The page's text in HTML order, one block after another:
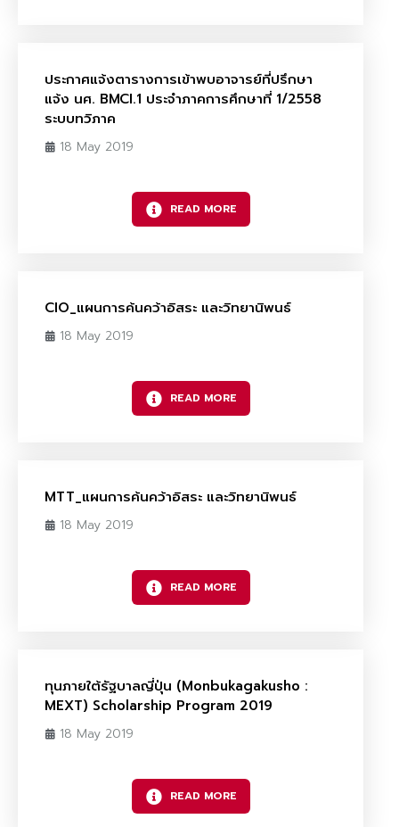
ประกาศแจ้งตารางการเข้าพบอาจารย์ที่ปรึกษา
แจ้ง นศ. BMCI.1 ประจำภาคการศึกษาที่ 1/2558
ระบบทวิภาค
18 May 2019
READ MORE
CIO_แผนการค้นคว้าอิสระ และวิทยานิพนธ์
18 May 2019
READ MORE
MTT_แผนการค้นคว้าอิสระ และวิทยานิพนธ์
18 May 2019
READ MORE
ทุนภายใต้รัฐบาลญี่ปุ่น (Monbukagakusho :
MEXT) Scholarship Program 2019
18 May 2019
READ MORE